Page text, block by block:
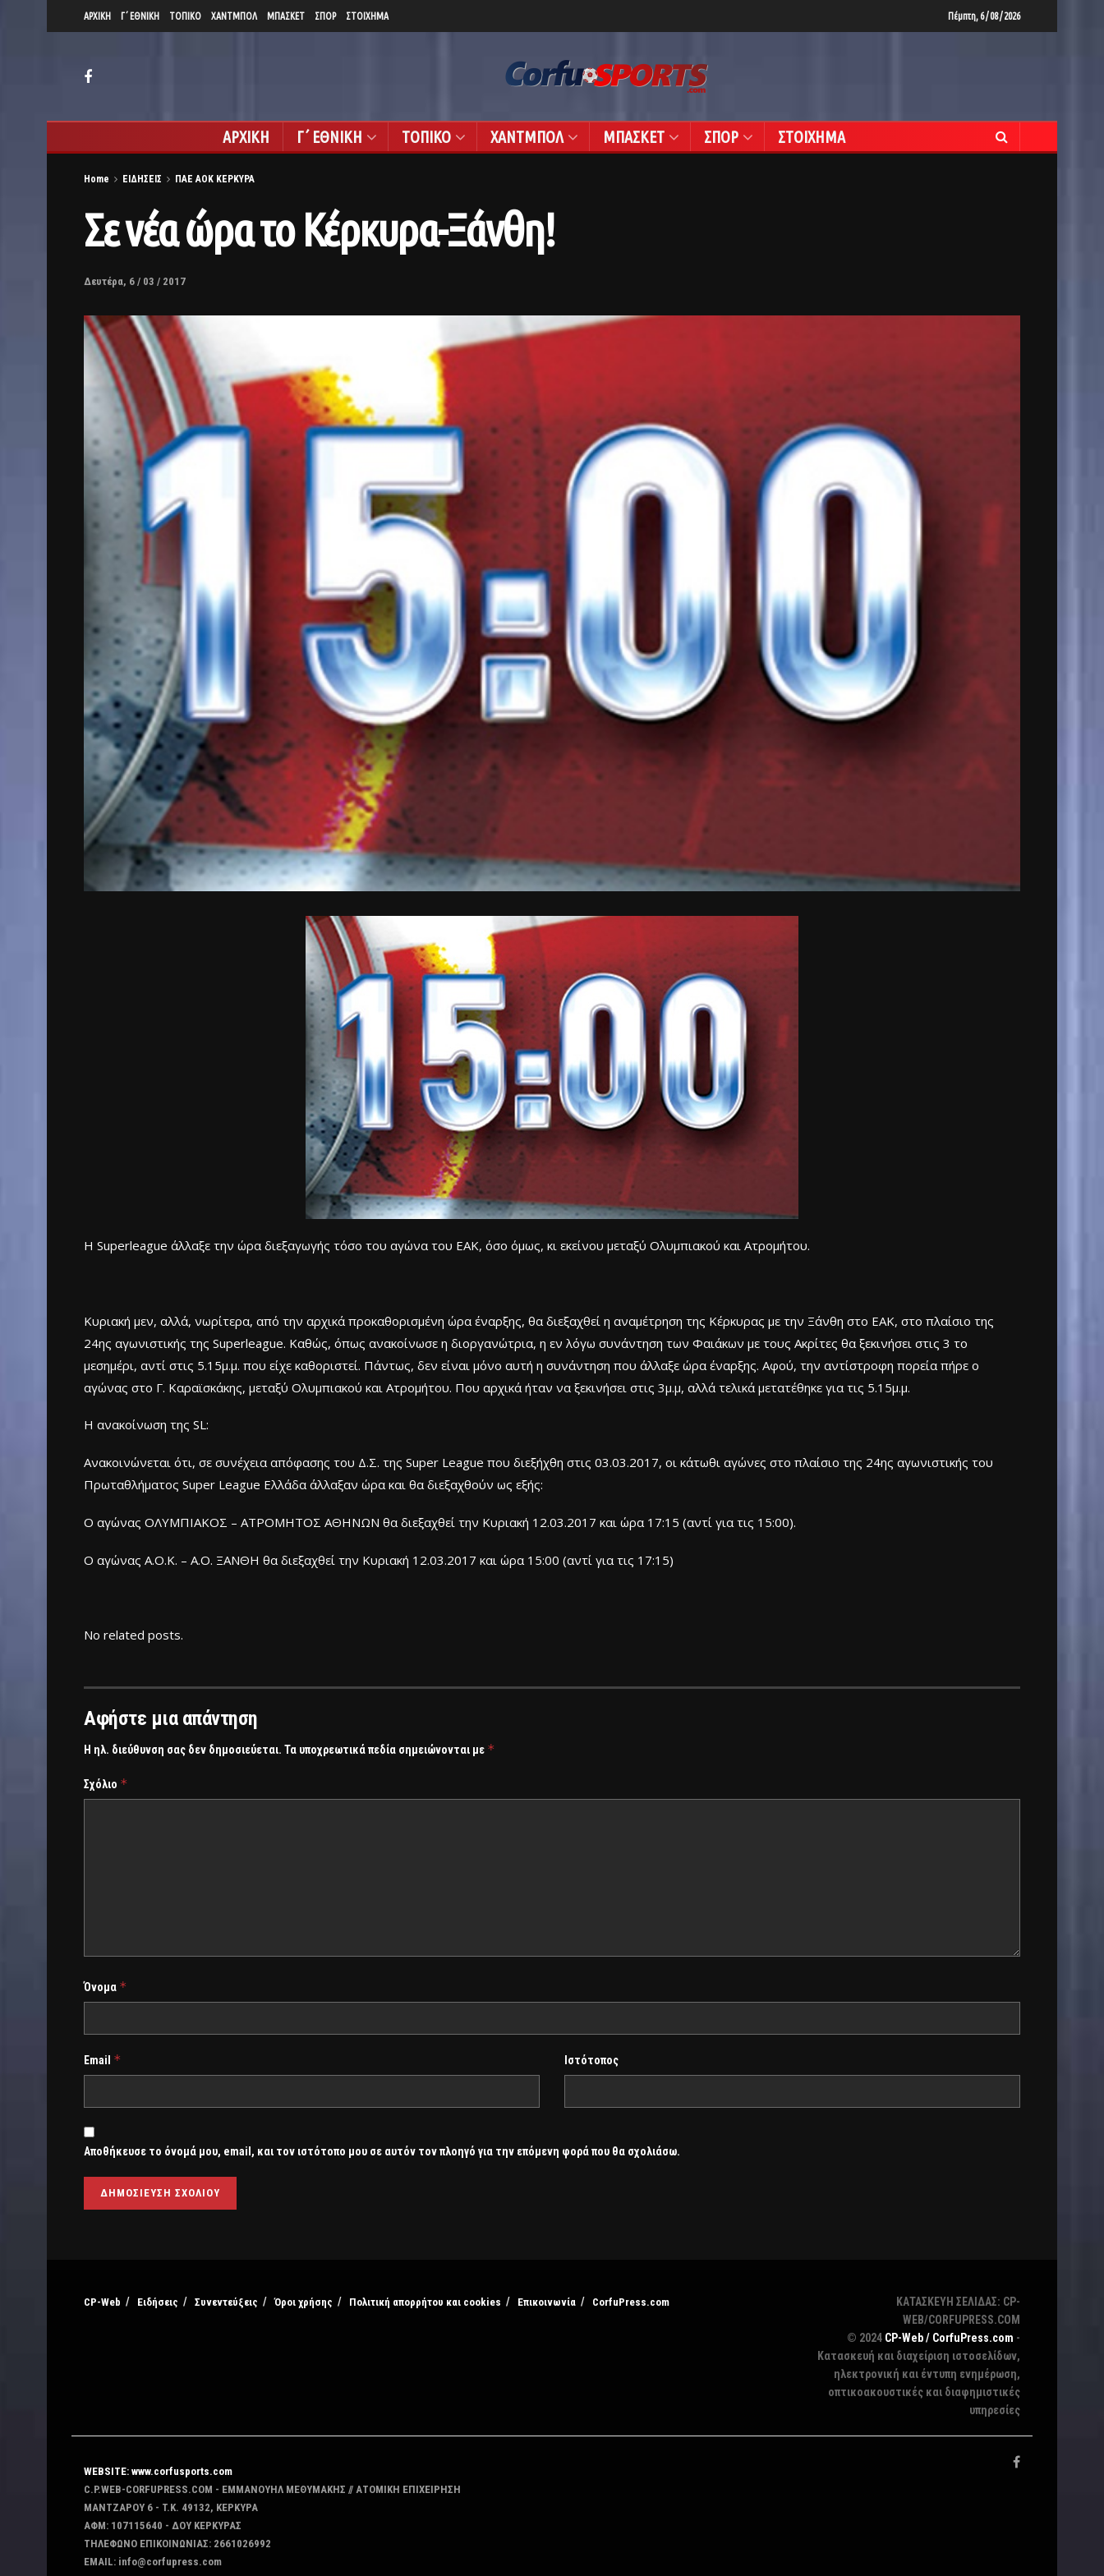
ΑΡΧΙΚΗ Γ΄ ΕΘΝΙΚΗ ΤΟΠΙΚΟ ΧΑΝΤΜΠΟΛ ΜΠΑΣΚΕΤ ΣΠΟΡ ΣΤΟΙΧΗΜΑ Πέμπτη, 6 / 08 / 2026
ΑΡΧΙΚΗ Γ΄ ΕΘΝΙΚΗ ΤΟΠΙΚΟ ΧΑΝΤΜΠΟΛ ΜΠΑΣΚΕΤ ΣΠΟΡ ΣΤΟΙΧΗΜΑ
Home ΕΙΔΗΣΕΙΣ ΠΑΕ ΑΟΚ ΚΕΡΚΥΡΑ
Σε νέα ώρα το Κέρκυρα-Ξάνθη!
Δευτέρα, 6 / 03 / 2017
Η Superleague άλλαξε την ώρα διεξαγωγής τόσο του αγώνα του ΕΑΚ, όσο όμως, κι εκείνου μεταξύ Ολυμπιακού και Ατρομήτου.
Κυριακή μεν, αλλά, νωρίτερα, από την αρχικά προκαθορισμένη ώρα έναρξης, θα διεξαχθεί η αναμέτρηση της Κέρκυρας με την Ξάνθη στο ΕΑΚ, στο πλαίσιο της
24ης αγωνιστικής της Superleague. Καθώς, όπως ανακοίνωσε η διοργανώτρια, η εν λόγω συνάντηση των Φαιάκων με τους Ακρίτες θα ξεκινήσει στις 3 το
μεσημέρι, αντί στις 5.15μ.μ. που είχε καθοριστεί. Πάντως, δεν είναι μόνο αυτή η συνάντηση που άλλαξε ώρα έναρξης. Αφού, την αντίστροφη πορεία πήρε ο
αγώνας στο Γ. Καραϊσκάκης, μεταξύ Ολυμπιακού και Ατρομήτου. Που αρχικά ήταν να ξεκινήσει στις 3μ.μ, αλλά τελικά μετατέθηκε για τις 5.15μ.μ.
Η ανακοίνωση της SL:
Ανακοινώνεται ότι, σε συνέχεια απόφασης του Δ.Σ. της Super League που διεξήχθη στις 03.03.2017, οι κάτωθι αγώνες στο πλαίσιο της 24ης αγωνιστικής του
Πρωταθλήματος Super League Ελλάδα άλλαξαν ώρα και θα διεξαχθούν ως εξής:
Ο αγώνας ΟΛΥΜΠΙΑΚΟΣ – ΑΤΡΟΜΗΤΟΣ ΑΘΗΝΩΝ θα διεξαχθεί την Κυριακή 12.03.2017 και ώρα 17:15 (αντί για τις 15:00).
Ο αγώνας Α.Ο.Κ. – Α.Ο. ΞΑΝΘΗ θα διεξαχθεί την Κυριακή 12.03.2017 και ώρα 15:00 (αντί για τις 17:15)
No related posts.
Αφήστε μια απάντηση
Η ηλ. διεύθυνση σας δεν δημοσιεύεται. Τα υποχρεωτικά πεδία σημειώνονται με *
Σχόλιο *
Όνομα *
Email * Ιστότοπος
Αποθήκευσε το όνομά μου, email, και τον ιστότοπο μου σε αυτόν τον πλοηγό για την επόμενη φορά που θα σχολιάσω.
CP-Web Ειδήσεις Συνεντεύξεις Όροι χρήσης Πολιτική απορρήτου και cookies Επικοινωνία CorfuPress.com
ΚΑΤΑΣΚΕΥΗ ΣΕΛΙΔΑΣ: CP-
WEB/CORFUPRESS.COM
© 2024 CP-Web / CorfuPress.com -
Κατασκευή και διαχείριση ιστοσελίδων,
ηλεκτρονική και έντυπη ενημέρωση,
οπτικοακουστικές και διαφημιστικές
υπηρεσίες
WEBSITE: www.corfusports.com
C.P.WEB-CORFUPRESS.COM - ΕΜΜΑΝΟΥΗΛ ΜΕΘΥΜΑΚΗΣ // ΑΤΟΜΙΚΗ ΕΠΙΧΕΙΡΗΣΗ
MANTZAΡΟΥ 6 - T.K. 49132, ΚΕΡΚΥΡΑ
ΑΦΜ: 107115640 - ΔΟΥ ΚΕΡΚΥΡΑΣ
ΤΗΛΕΦΩΝΟ ΕΠΙΚΟΙΝΩΝΙΑΣ: 2661026992
EMAIL: info@corfupress.com